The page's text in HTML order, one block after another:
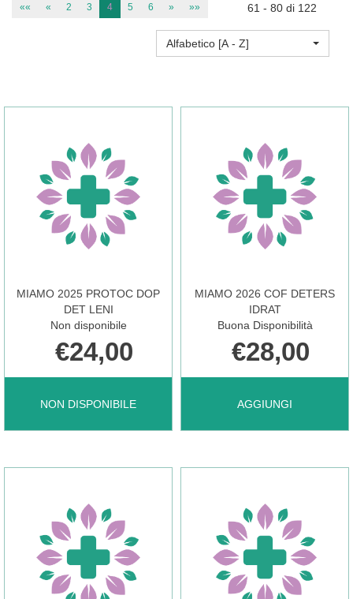
«« « 2 3 4 5 6 » »» 61 - 80 di 122
Alfabetico [A - Z]
MIAMO 2025 PROTOC DOP
DET LENI
Non disponibile
€24,00
NON DISPONIBILE
MIAMO
PROTOC
DOP
MIAMO 2026 COF DETERS
IDRAT
Buona Disponibilità
€28,00
AGGIUNGI
AGGIUNGI MIAMO
DETERS